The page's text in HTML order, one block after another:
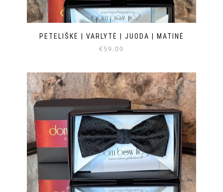
PETELIŠKĖ | VARLYTĖ | JUODA | MATINĖ
€59.00